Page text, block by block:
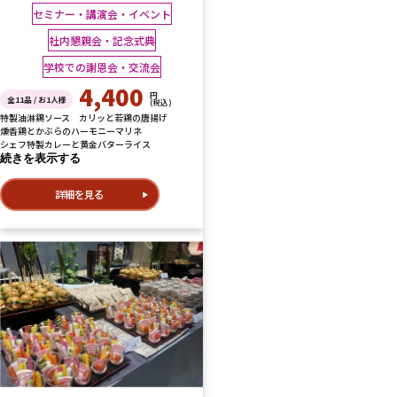
セミナー・講演会・イベント
社内懇親会・記念式典
学校での謝恩会・交流会
全11品 / お1人様 4,400 円
(税込)
特製油淋鶏ソース カリッと若鶏の唐揚げ
燻香鶏とかぶらのハーモニーマリネ
シェフ特製カレーと黄金バターライス
続きを表示する
詳細を見る